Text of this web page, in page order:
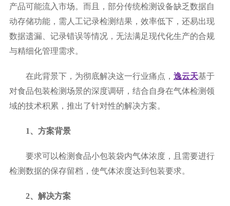
产品可能流入市场。而且，部分传统检测设备缺乏数据自
动存储功能，需人工记录检测结果，效率低下，还易出现
数据遗漏、记录错误等情况，无法满足现代化生产的合规
与精细化管理需求。
在此背景下，为彻底解决这一行业痛点， 逸云天基于
对食品包装检测场景的深度调研，结合自身在气体检测领
域的技术积累，推出了针对性的解决方案。
1、方案背景
要求可以检测食品小包装袋内气体浓度，且需要进行
检测数据的保存留档，使气体浓度达到包装要求。
2、解决方案